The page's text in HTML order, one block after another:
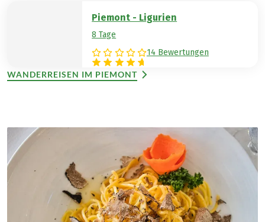
Piemont - Ligurien
8 Tage
14 Bewertungen
WANDERREISEN IM PIEMONT